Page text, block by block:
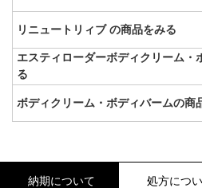
リニュートリィブ の商品をみる
エスティローダーボディクリーム・
る
ボディクリーム・ボディバームの商
納期について 処方につ